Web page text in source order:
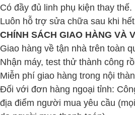
Có đầy đủ linh phụ kiện thay thế.
Luôn hỗ trợ sửa chữa sau khi
CHÍNH SÁCH GIAO HÀNG VÀ
Giao hàng về tận nhà trên toàn
Nhận máy, test thử thành công
Miễn phí giao hàng trong nội
Đối với đơn hàng ngoại tỉnh:
địa điểm người mua yêu cầu